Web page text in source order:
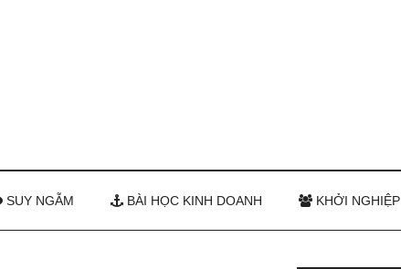
SUY NGẪM BÀI HỌC KINH DOANH KHỞI NGHIỆP